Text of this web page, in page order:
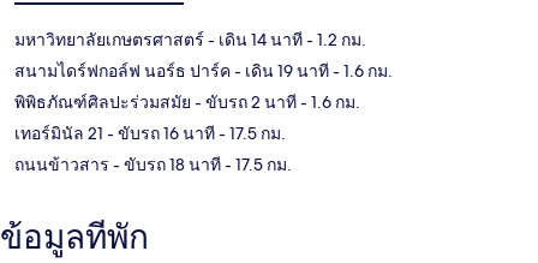
มหาวิทยาลัยเกษตรศาสตร์ - เดิน 14 นาที- 1.2 กม.
สนามไดร์ฟกอล์ฟ นอร์ธ ปาร์ค- เดิน 19 นาที- 1.6 กม.
พิพิธภัณฑ์ศิลปะร่วมสมัย - ขับรถ 2 นาที- 1.6 กม.
เทอร์มินัล 21 - ขับรถ 16 นาที- 17.5 กม.
ถนนข้าวสาร - ขับรถ 18 นาที- 17.5 กม.
ข้อมูลที่พัก